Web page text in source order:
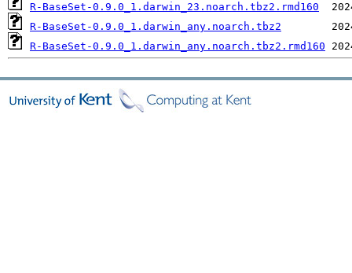
R-BaseSet-0.9.0_1.darwin_23.noarch.tbz2.rmd160
R-BaseSet-0.9.0_1.darwin_any.noarch.tbz2
R-BaseSet-0.9.0_1.darwin_any.noarch.tbz2.rmd160